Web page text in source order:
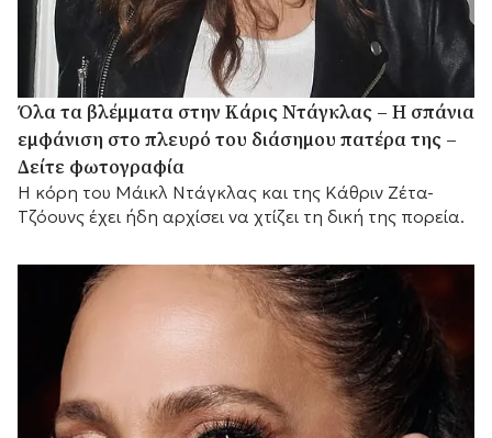
Όλα τα βλέμματα στην Κάρις Ντάγκλας – Η σπάνια
εμφάνιση στο πλευρό του διάσημου πατέρα της –
Δείτε φωτογραφία
Η κόρη του Μάικλ Ντάγκλας και της Κάθριν Ζέτα-
Τζόουνς έχει ήδη αρχίσει να χτίζει τη δική της πορεία.